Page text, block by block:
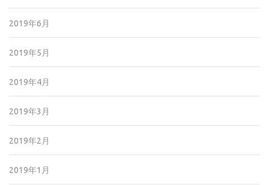
2019年6月
2019年5月
2019年4月
2019年3月
2019年2月
2019年1月